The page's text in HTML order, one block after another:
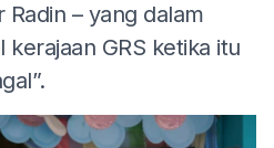
– yang dalam
GRS ketika itu